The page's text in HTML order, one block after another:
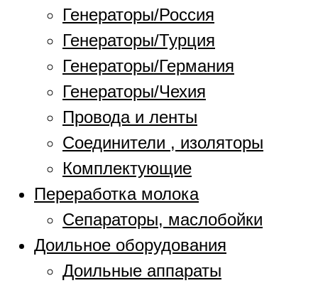
Генераторы/Россия
Генераторы/Турция
Генераторы/Германия
Генераторы/Чехия
Провода и ленты
Соединители , изоляторы
Комплектующие
Переработка молока
Сепараторы, маслобойки
Доильное оборудования
Доильные аппараты